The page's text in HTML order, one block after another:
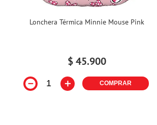
Lonchera Térmica Minnie Mouse Pink
$ 45.900
－ ＋ COMPRAR